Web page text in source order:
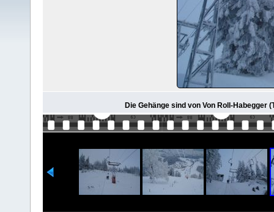
Die Gehänge sind von Von Roll-Habegger